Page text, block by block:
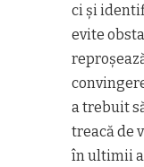
ci și
evite
a trebuit
treacă de
în ultimii